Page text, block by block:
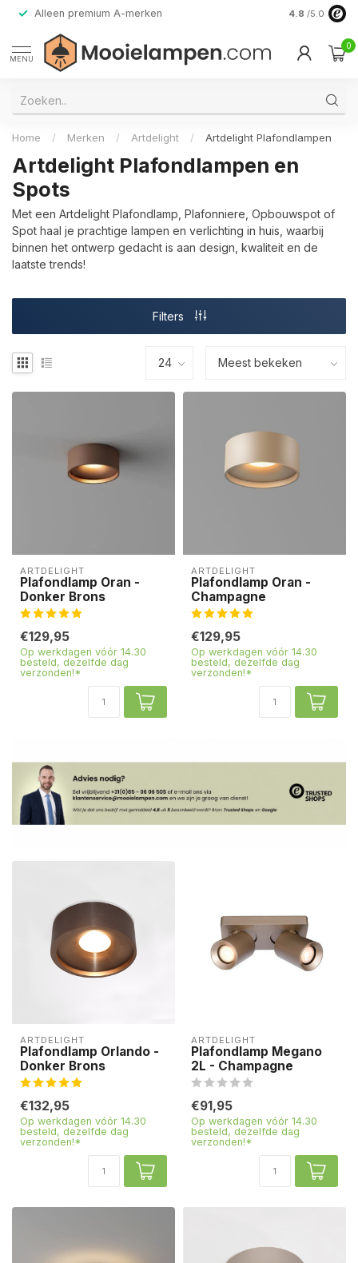
Alleen premium A-merken 4.8 /5.0
MENU
0
Home / Merken / Artdelight / Artdelight Plafondlampen
Artdelight Plafondlampen en
Spots
Met een Artdelight Plafondlamp, Plafonniere, Opbouwspot of
Spot haal je prachtige lampen en verlichting in huis, waarbij
binnen het ontwerp gedacht is aan design, kwaliteit en de
laatste trends!
Filters
ARTDELIGHT
Plafondlamp Oran -
Donker Brons
€129,95
Op werkdagen vóór 14.30
besteld, dezelfde dag
verzonden!*
ARTDELIGHT
Plafondlamp Oran -
Champagne
€129,95
Op werkdagen vóór 14.30
besteld, dezelfde dag
verzonden!*
ARTDELIGHT
Plafondlamp Orlando -
Donker Brons
€132,95
Op werkdagen vóór 14.30
besteld, dezelfde dag
verzonden!*
ARTDELIGHT
Plafondlamp Megano
2L - Champagne
€91,95
Op werkdagen vóór 14.30
besteld, dezelfde dag
verzonden!*